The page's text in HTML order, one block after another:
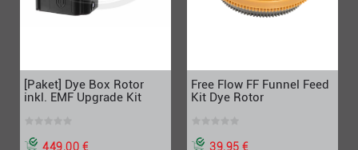
[Paket] Dye Box Rotor
inkl. EMF Upgrade Kit
449,00 €
Free Flow FF Funnel Feed
Kit Dye Rotor
39,95 €